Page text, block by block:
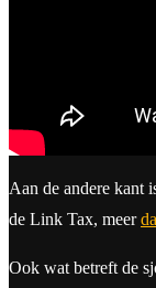
Aan de andere kant
de Link Tax, meer
Ook wat betreft de